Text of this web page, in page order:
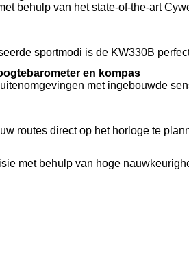
behulp van het state-of-the-art
sportmodi is de KW330B
en kompas
met ingebouwde
routes direct op het horloge te
met behulp van hoge